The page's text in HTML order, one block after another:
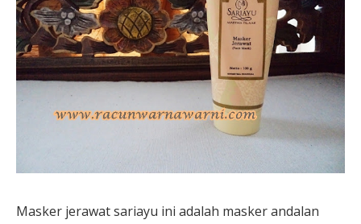
Masker jerawat sariayu ini adalah masker andalan